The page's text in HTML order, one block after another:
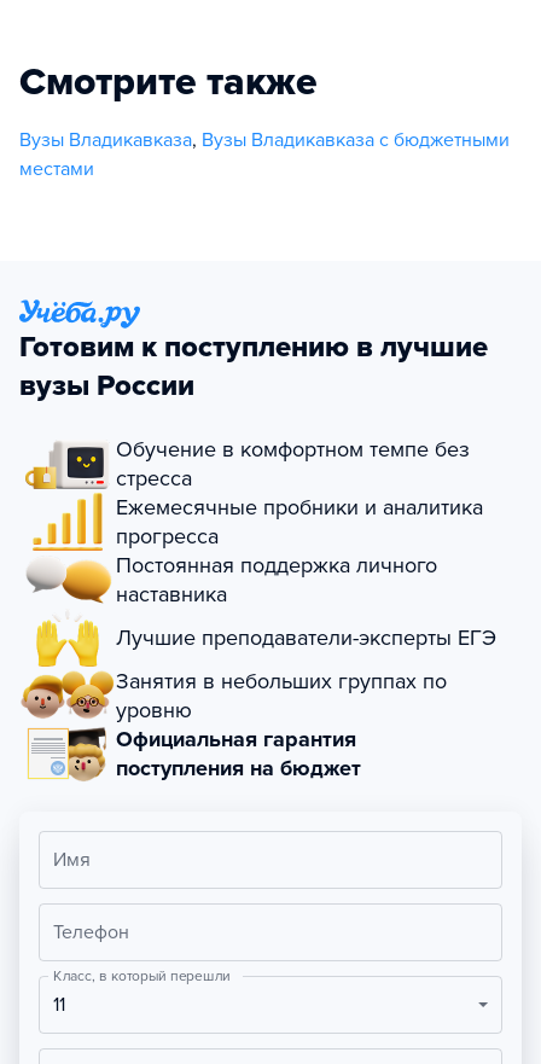
Смотрите также
Вузы Владикавказа, Вузы Владикавказа с бюджетными
местами
Готовим к поступлению в лучшие
вузы России
Обучение в комфортном темпе без
стресса
Ежемесячные пробники и аналитика
прогресса
Постоянная поддержка личного
наставника
Лучшие преподаватели-эксперты ЕГЭ
Занятия в небольших группах по
уровню
Официальная гарантия
поступления на бюджет
Имя
Телефон
Класс, в который перешли
11